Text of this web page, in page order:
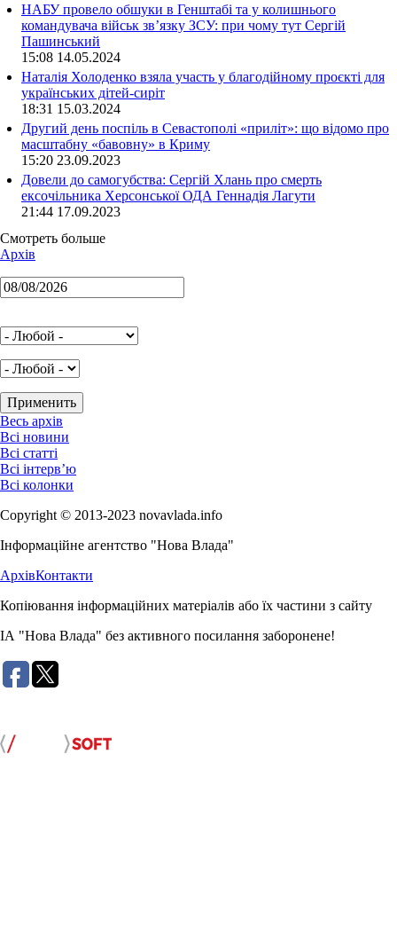
НАБУ провело обшуки в Генштабі та у колишнього
командувача військ зв’язку ЗСУ: при чому тут Сергій
Пашинський
15:08 14.05.2024
Наталія Холоденко взяла участь у благодійному проєкті для
українських дітей-сиріт
18:31 15.03.2024
Другий день поспіль в Севастополі «приліт»: що відомо про
масштабну «бавовну» в Криму
15:20 23.09.2023
Довели до самогубства: Сергій Хлань про смерть
ексочільника Херсонської ОДА Геннадія Лагути
21:44 17.09.2023
Смотреть больше
Архів
Весь архів
Всі новини
Всі статті
Всі інтерв’ю
Всі колонки
Copyright © 2013-2023 novavlada.info
Інформаційне агентство "Нова Влада"
АрхівКонтакти
Копіювання інформаційних матеріалів або їх частини з сайту
ІА "Нова Влада" без активного посилання заборонене!